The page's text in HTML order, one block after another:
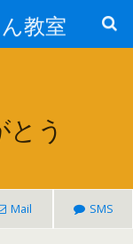
教室
う
Mail SMS